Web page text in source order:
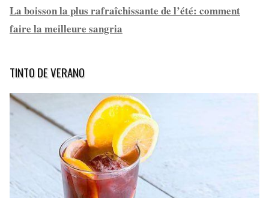
La boisson la plus rafraîchissante de l’été: comment
faire la meilleure sangria
TINTO DE VERANO